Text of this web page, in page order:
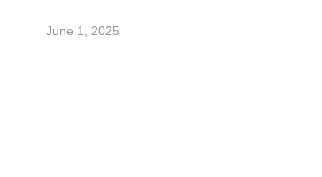
June 1, 2025